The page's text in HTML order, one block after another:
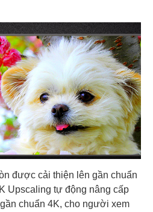
được cải thiện lên gần chuẩn
Upscaling tự động nâng cấp
chuẩn 4K, cho người xem